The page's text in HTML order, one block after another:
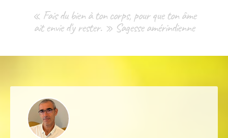
« Fais du bien à ton corps, pour que ton âme
ait envie d'y rester. » Sagesse amérindienne